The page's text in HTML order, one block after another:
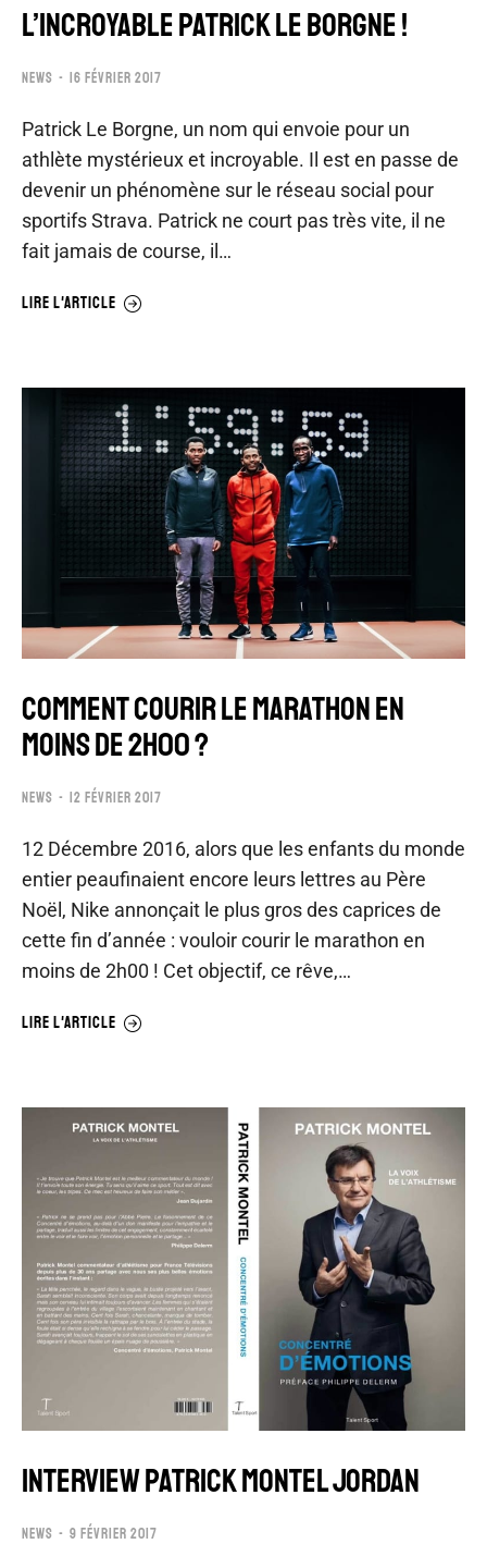
L’INCROYABLE PATRICK LE BORGNE !
NEWS 16 FÉVRIER 2017
Patrick Le Borgne, un nom qui envoie pour un
athlète mystérieux et incroyable. Il est en passe de
devenir un phénomène sur le réseau social pour
sportifs Strava. Patrick ne court pas très vite, il ne
fait jamais de course, il…
LIRE L'ARTICLE
COMMENT COURIR LE MARATHON EN
MOINS DE 2H00 ?
NEWS 12 FÉVRIER 2017
12 Décembre 2016, alors que les enfants du monde
entier peaufinaient encore leurs lettres au Père
Noël, Nike annonçait le plus gros des caprices de
cette fin d’année : vouloir courir le marathon en
moins de 2h00 ! Cet objectif, ce rêve,…
LIRE L'ARTICLE
INTERVIEW PATRICK MONTEL JORDAN
NEWS 9 FÉVRIER 2017